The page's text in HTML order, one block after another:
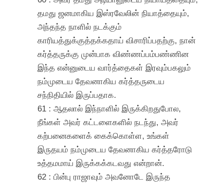
தமது ஜனமாகிய இஸ்ரவேலின் நியாத்தையும்,
அந்தந்த நாளில் நடக்கும்
காரியத்துக்குத்தக்கதாய் விசாரிப்பதற்கு, நான்
கர்த்தருக்கு முன்பாக விண்ணப்பம்பண்ணின
இந்த என்னுடைய வார்த்தைகள் இரவும்பகலும்
நம்முடைய தேவனாகிய கர்த்தருடைய
சந்நிதியில் இருப்பதாக.
61 : ஆதலால் இந்நாளில் இருக்கிறதுபோல,
நீங்கள் அவர் கட்டளைகளில் நடந்து, அவர்
கற்பனைகளைக் கைக்கொள்ள, உங்கள்
இருதயம் நம்முடைய தேவனாகிய கர்த்தரோடு
உத்தமமாய் இருக்கக்கடவது என்றான்.
62 : பின்பு ராஜாவும் அவனோடே இருந்த